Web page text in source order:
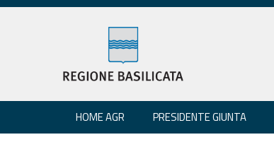
HOME AGR PRESIDENTE GIUNTA